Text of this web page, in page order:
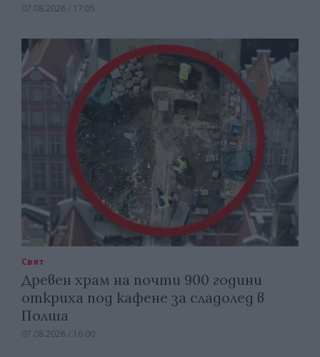
07.08.2026 / 17:05
Свят
Древен храм на почти 900 години
откриха под кафене за сладолед в
Полша
07.08.2026 / 16:00